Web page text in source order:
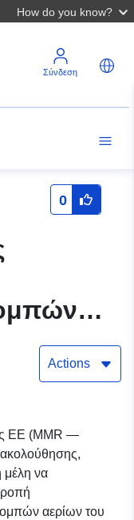
How do you know?
Σύνδεση
0
Actions
ΕΕ (MMR —
μέλη να
αερίων του